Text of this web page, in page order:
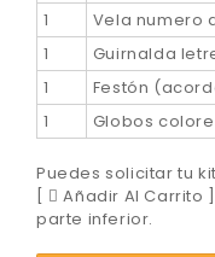
1
Vela numero
1
Guirnalda
1
Festón
1
Globos
Puedes solicitar tu
[
Añadir Al Carrito
parte inferior.